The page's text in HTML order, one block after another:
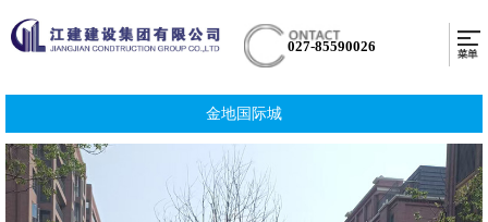
027-85590026
金地国际城